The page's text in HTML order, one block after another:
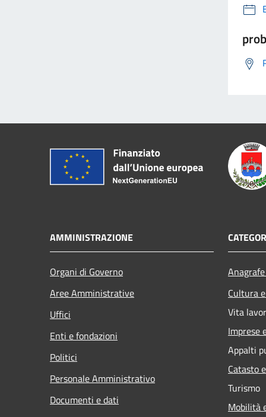
AMMINISTRAZIONE
Organi di Governo
Aree Amministrative
Uffici
Enti e fondazioni
Politici
Personale Amministrativo
Documenti e dati
Cultura
Vita
Imprese
Appalti
Catasto
Turismo
Mobilità